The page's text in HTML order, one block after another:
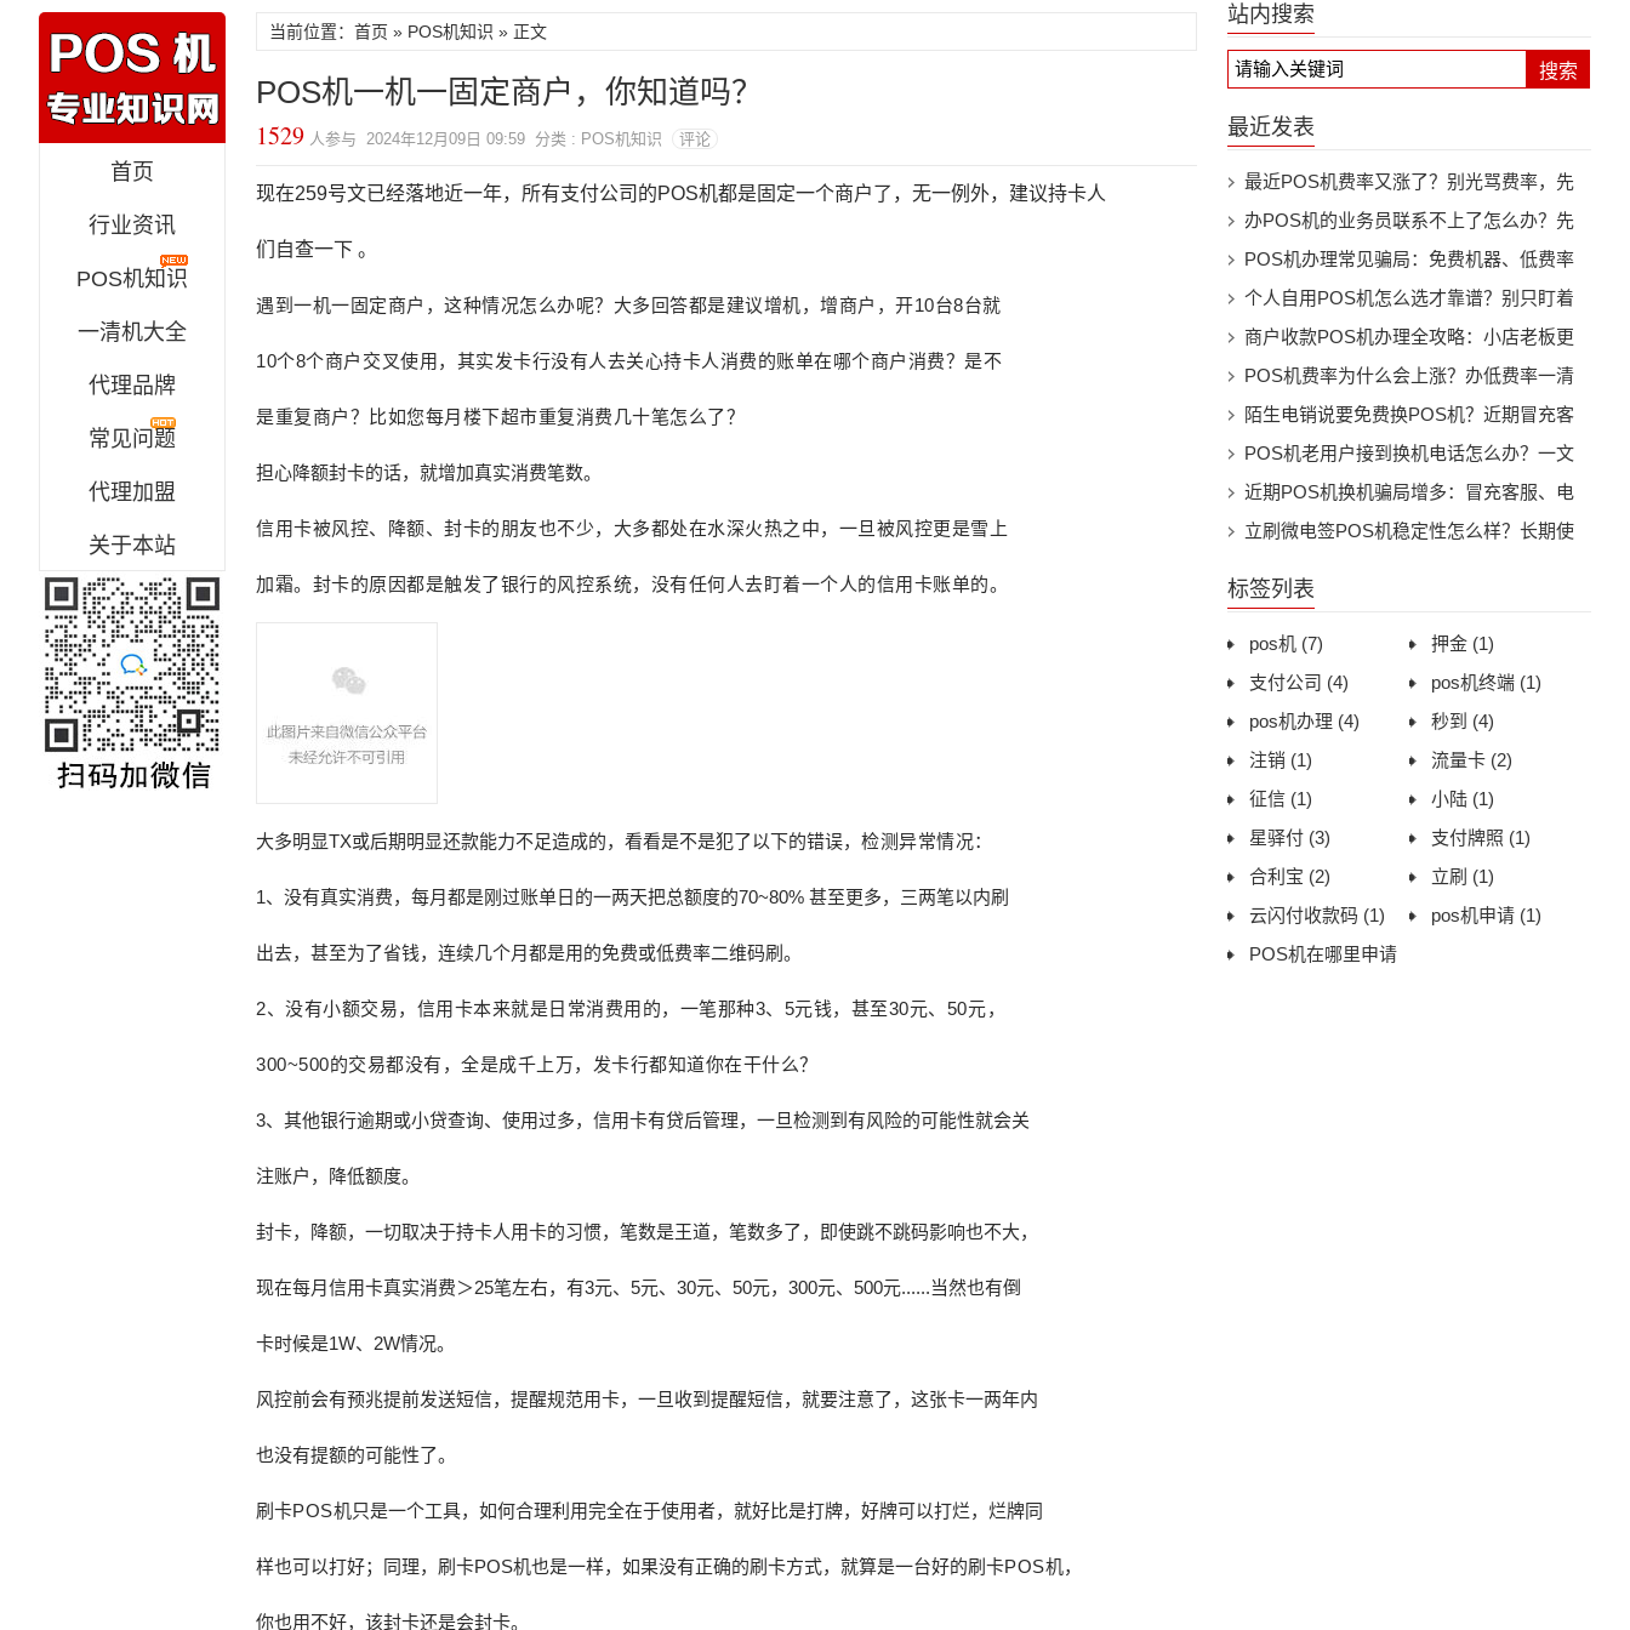
首页
行业资讯
POS机知识
一清机大全
代理品牌
常见问题
代理加盟
关于本站
当前位置： 首页 » POS机知识 » 正文
POS机一机一固定商户，你知道吗？
1529 人参与 2024年12月09日 09:59 分类 : POS机知识 评论
现在259号文已经落地近一年，所有支付公司的POS机都是固定一个商户了，无一例外，建议持卡人
们自查一下 。
遇到一机一固定商户，这种情况怎么办呢？ 大多回答都是建议增机，增商户，开10台8台就
10个8个商户 交叉使用，其实发卡行没有人去关心持卡人消费的账单在哪个商户消费？是不
是重复商户？比如您每月楼下超市重复消费几十笔怎么了？
担心降额封卡的话，就增加真实消费笔数。
信用卡被风控、降额、封卡的朋友也不少，大多都处在水深火热之中，一旦被风控更是雪上
加霜。 封卡的原因都是触发了银行的风控系统，没有任何人去盯着一个人的信用卡账单的。
大多明显TX或后期明显还款能力不足造成的，看看是不是犯了以下的错误， 检测异常情况：
1、没有真实消费，每月都是刚过账单日的一两天把总额度的70~80% 甚至更多，三两笔以内刷
出去，甚至为了省钱，连续几个月都是用的免费或低费率二维码刷。
2、没有小额交易， 信用卡本来就是日常消费用的，一笔那种3、5元钱，甚至30元、 50元，
300~500的交易都没有，全是成千上万，发卡行都知道你在干什么？
3、其他银行逾期或小贷查询、使用过多，信用卡有贷后管理，一旦检测到有风险的可能性就会关
注账户，降低额度。
封卡，降额，一切取决于持卡人用卡的习惯，笔数是王道，笔数多了，即使跳不跳码影响也不大，
现在每月信用卡真实消费＞25笔左右，有3元、5元、30元、50元，300元、500元......当然也有倒
卡时候是1W、2W情况。
风控前会有预兆提前发送短信，提醒规范用卡，一旦收到提醒短信，就要注意了，这张卡一两年内
也没有提额的可能性了。
刷卡POS机只是一个工具，如何合理利用完全在于使用者，就好比是打牌，好牌可以打烂，烂牌同
样也可以打好；同理，刷卡POS机也是一样，如果没有正确的刷卡方式，就算是一台好的刷卡POS机，
你也用不好，该封卡还是会封卡。
站内搜索
搜索
最近发表
最近POS机费率又涨了？别光骂费率，先
看机器还能不能继续用
办POS机的业务员联系不上了怎么办？先
别慌，按这几步处理
POS机办理常见骗局：免费机器、低费率
和押金套路别踩坑
个人自用POS机怎么选才靠谱？别只盯着
费率看
商户收款POS机办理全攻略：小店老板更
该注意这些细节
POS机费率为什么会上涨？办低费率一清
机前先看懂这些事
陌生电销说要免费换POS机？近期冒充客
服换机骗局提醒
POS机老用户接到换机电话怎么办？一文
看懂防骗要点
近期POS机换机骗局增多：冒充客服、电
销升级、押金陷阱都要警惕
立刷微电签POS机稳定性怎么样？长期使
标签列表
pos机 (7) 押金 (1)
支付公司 (4) pos机终端 (1)
pos机办理 (4) 秒到 (4)
注销 (1) 流量卡 (2)
征信 (1) 小陆 (1)
星驿付 (3) 支付牌照 (1)
合利宝 (2) 立刷 (1)
云闪付收款码 (1) pos机申请 (1)
POS机在哪里申请